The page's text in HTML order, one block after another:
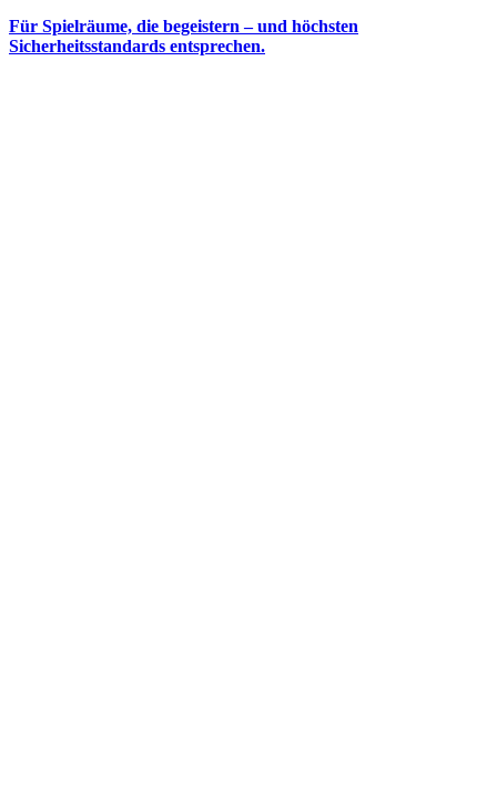
Für Spielräume, die begeistern – und höchsten
Sicherheitsstandards entsprechen.